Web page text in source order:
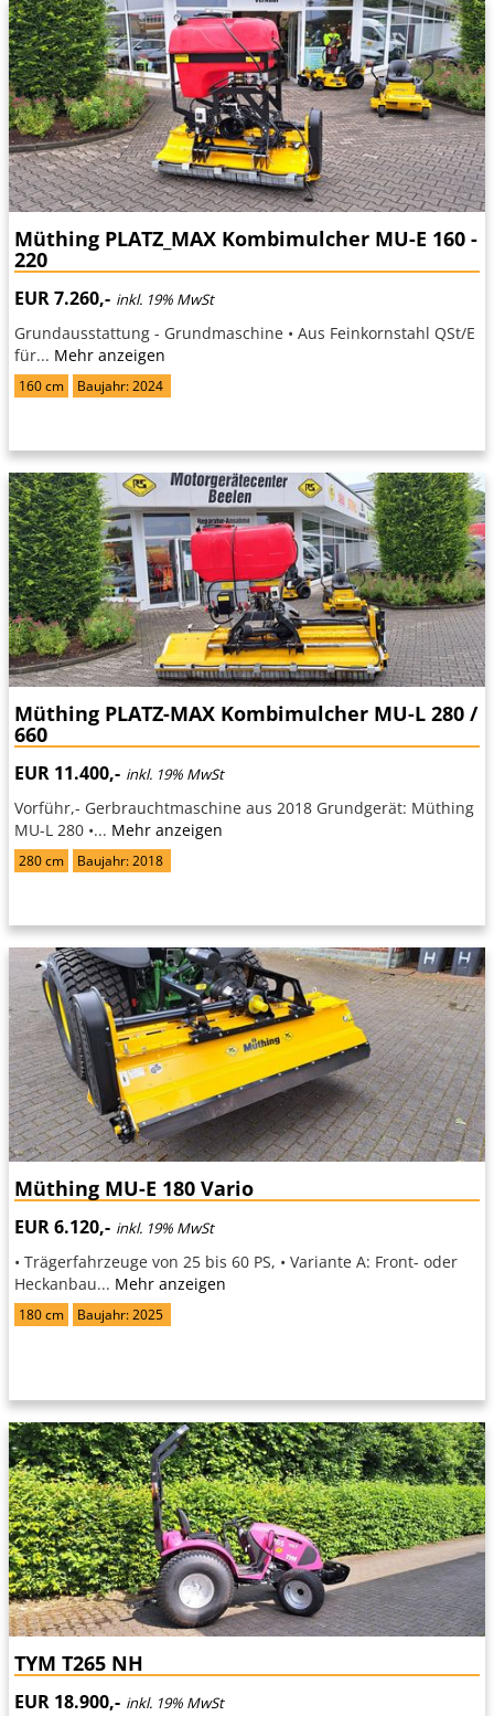
Müthing PLATZ_MAX Kombimulcher MU-E 160 -
220
EUR 7.260,- inkl. 19% MwSt
Grundausstattung - Grundmaschine • Aus Feinkornstahl QSt/E
für... Mehr anzeigen
160 cm Baujahr: 2024
Müthing PLATZ-MAX Kombimulcher MU-L 280 /
660
EUR 11.400,- inkl. 19% MwSt
Vorführ,- Gerbrauchtmaschine aus 2018 Grundgerät: Müthing
MU-L 280 •... Mehr anzeigen
280 cm Baujahr: 2018
Müthing MU-E 180 Vario
EUR 6.120,- inkl. 19% MwSt
• Trägerfahrzeuge von 25 bis 60 PS, • Variante A: Front- oder
Heckanbau... Mehr anzeigen
180 cm Baujahr: 2025
TYM T265 NH
EUR 18.900,- inkl. 19% MwSt